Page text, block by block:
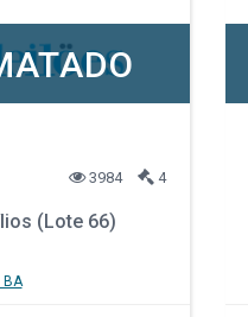
3984 4
(Lote 66)
BA